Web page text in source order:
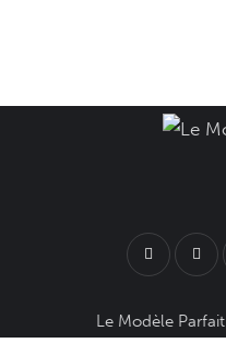
Le Modèle Parfait